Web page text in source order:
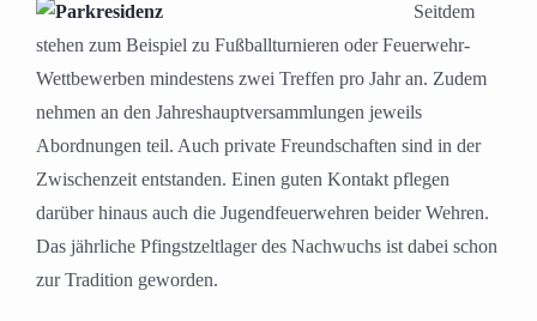
Seitdem
stehen zum Beispiel zu Fußballturnieren oder Feuerwehr-
Wettbewerben mindestens zwei Treffen pro Jahr an. Zudem
nehmen an den Jahreshauptversammlungen jeweils
Abordnungen teil. Auch private Freundschaften sind in der
Zwischenzeit entstanden. Einen guten Kontakt pflegen
darüber hinaus auch die Jugendfeuerwehren beider Wehren.
Das jährliche Pfingstzeltlager des Nachwuchs ist dabei schon
zur Tradition geworden.